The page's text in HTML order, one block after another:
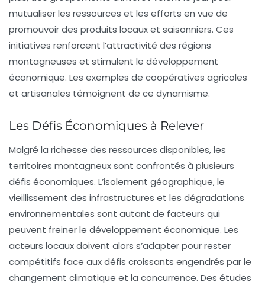
mutualiser les ressources et les efforts en vue de
promouvoir des produits locaux et saisonniers. Ces
initiatives renforcent l’attractivité des régions
montagneuses et stimulent le développement
économique. Les exemples de coopératives agricoles
et artisanales témoignent de ce dynamisme.
Les Défis Économiques à Relever
Malgré la richesse des ressources disponibles, les
territoires montagneux sont confrontés à plusieurs
défis économiques. L’isolement géographique, le
vieillissement des infrastructures et les dégradations
environnementales sont autant de facteurs qui
peuvent freiner le développement économique. Les
acteurs locaux doivent alors s’adapter pour rester
compétitifs face aux défis croissants engendrés par le
changement climatique et la concurrence. Des études